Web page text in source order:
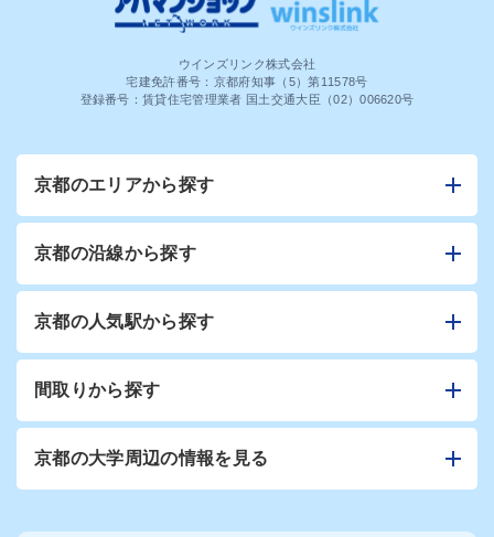
ウインズリンク株式会社
宅建免許番号：京都府知事（5）第11578号
登録番号：賃貸住宅管理業者 国土交通大臣（02）006620号
京都のエリアから探す
京都の沿線から探す
京都の人気駅から探す
間取りから探す
京都の大学周辺の情報を見る